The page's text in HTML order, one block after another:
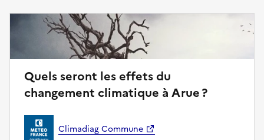
Quels seront les effets du
changement climatique à Arue ?
Climadiag Commune